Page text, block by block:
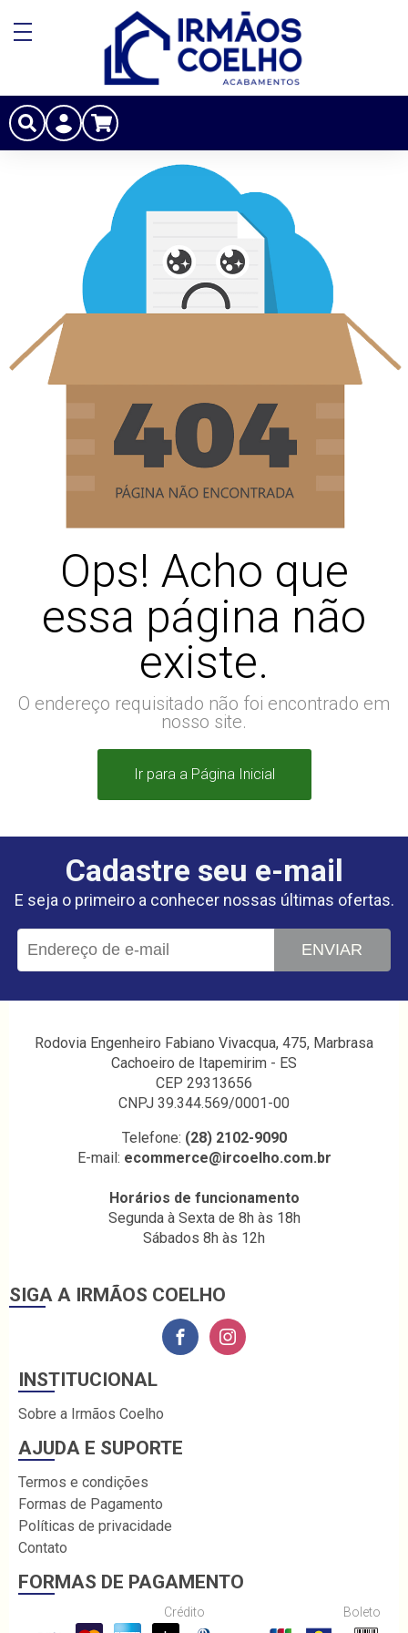
Ops! Acho que
essa página não
existe.
O endereço requisitado não foi encontrado em
nosso site.
Ir para a Página Inicial
Cadastre seu e-mail
E seja o primeiro a conhecer nossas últimas ofertas.
ENVIAR
Rodovia Engenheiro Fabiano Vivacqua, 475, Marbrasa
Cachoeiro de Itapemirim - ES
CEP 29313656
CNPJ 39.344.569/0001-00
Telefone: (28) 2102-9090
E-mail: ecommerce@ircoelho.com.br
Horários de funcionamento
Segunda à Sexta de 8h às 18h
Sábados 8h às 12h
SIGA A IRMÃOS COELHO
INSTITUCIONAL
Sobre a Irmãos Coelho
AJUDA E SUPORTE
Termos e condições
Formas de Pagamento
Políticas de privacidade
Contato
FORMAS DE PAGAMENTO
Crédito Boleto